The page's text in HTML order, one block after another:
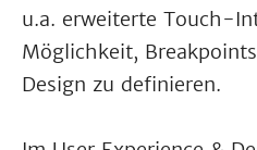
u.a. erweiterte Touch-
Möglichkeit,
Design zu definieren.